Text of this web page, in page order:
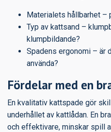
Materialets hållbarhet –
Typ av kattsand –
klumpbildande?
Spadens ergonomi – är
använda?
Fördelar med en
En kvalitativ kattspade gör
underhållet av kattlådan. En
och effektivare, minskar spill